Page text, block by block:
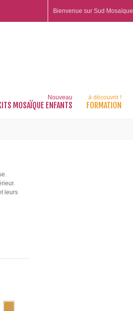
Bienvenue sur Sud Mosaïque
MOSAÏQUE ENFANTS
Nouveau
FORMATION
à découvrir !
leurs